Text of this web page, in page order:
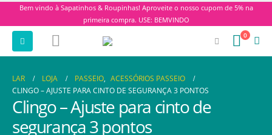
Bem vindo à Sapatinhos & Roupinhas! Aproveite o nosso cupom de 5% na
primeira compra. USE: BEMVINDO
0
LAR LOJA PASSEIO, ACESSÓRIOS PASSEIO
CLINGO – AJUSTE PARA CINTO DE SEGURANÇA 3 PONTOS
Clingo – Ajuste para cinto de
segurança 3 pontos